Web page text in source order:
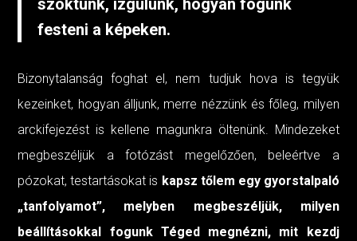
szoktunk, izgulunk, hogyan fogunk
festeni a képeken.
Bizonytalanság foghat el, nem tudjuk hova is tegyük
kezeinket, hogyan álljunk, merre nézzünk és főleg, milyen
arckifejezést is kellene magunkra öltenünk. Mindezeket
megbeszéljük a fotózást megelőzően, beleértve a
pózokat, testartásokat is kapsz tőlem egy gyorstalpaló
„tanfolyamot”, melyben megbeszéljük, milyen
beállításokkal fogunk Téged megnézni, mit kezdj